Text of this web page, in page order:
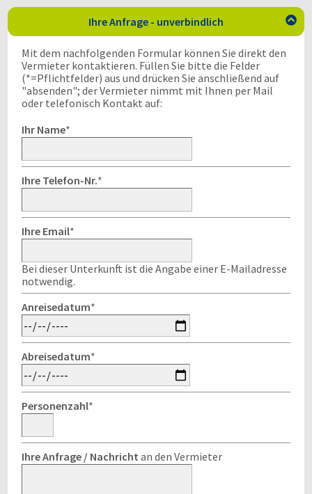
Ihre Anfrage - unverbindlich 
Mit dem nachfolgenden Formular können Sie direkt den
Vermieter kontaktieren. Füllen Sie bitte die Felder
(*=Pflichtfelder) aus und drücken Sie anschließend auf
"absenden"; der Vermieter nimmt mit Ihnen per Mail
oder telefonisch Kontakt auf:
Ihr Name*
Ihre Telefon-Nr.*
Ihre Email*
Bei dieser Unterkunft ist die Angabe einer E-Mailadresse
notwendig.
Anreisedatum*
Abreisedatum*
Personenzahl*
Ihre Anfrage / Nachricht an den Vermieter